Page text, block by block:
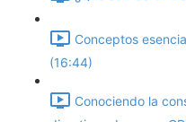
Conceptos
(16:44)
Conociendo la